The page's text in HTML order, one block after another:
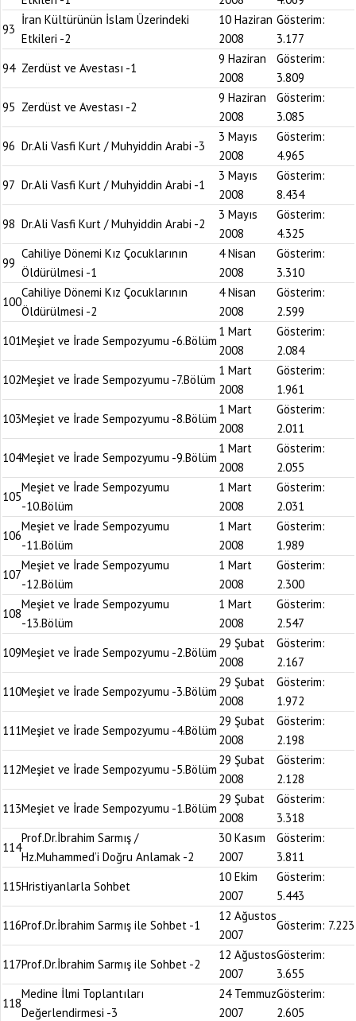
93
İran Kültürünün İslam Üzerindeki
Etkileri -2
10 Haziran
2008
Gösterim:
3.177
94 Zerdüst ve Avestası -1
9 Haziran
2008
Gösterim:
3.809
95 Zerdüst ve Avestası -2
9 Haziran
2008
Gösterim:
3.085
96 Dr.Ali Vasfi Kurt / Muhyiddin Arabi -3
3 Mayıs
2008
Gösterim:
4.965
97 Dr.Ali Vasfi Kurt / Muhyiddin Arabi -1
3 Mayıs
2008
Gösterim:
8.434
98 Dr.Ali Vasfi Kurt / Muhyiddin Arabi -2
3 Mayıs
2008
Gösterim:
4.325
99
Cahiliye Dönemi Kız Çocuklarının
Öldürülmesi -1
4 Nisan
2008
Gösterim:
3.310
100
Cahiliye Dönemi Kız Çocuklarının
Öldürülmesi -2
4 Nisan
2008
Gösterim:
2.599
101Meşiet ve İrade Sempozyumu -6.Bölüm
1 Mart
2008
Gösterim:
2.084
102Meşiet ve İrade Sempozyumu -7.Bölüm
1 Mart
2008
Gösterim:
1.961
103Meşiet ve İrade Sempozyumu -8.Bölüm
1 Mart
2008
Gösterim:
2.011
104Meşiet ve İrade Sempozyumu -9.Bölüm
1 Mart
2008
Gösterim:
2.055
105
Meşiet ve İrade Sempozyumu
-10.Bölüm
1 Mart
2008
Gösterim:
2.031
106
Meşiet ve İrade Sempozyumu
-11.Bölüm
1 Mart
2008
Gösterim:
1.989
107
Meşiet ve İrade Sempozyumu
-12.Bölüm
1 Mart
2008
Gösterim:
2.300
108
Meşiet ve İrade Sempozyumu
-13.Bölüm
1 Mart
2008
Gösterim:
2.547
109Meşiet ve İrade Sempozyumu -2.Bölüm
29 Şubat
2008
Gösterim:
2.167
110Meşiet ve İrade Sempozyumu -3.Bölüm
29 Şubat
2008
Gösterim:
1.972
111Meşiet ve İrade Sempozyumu -4.Bölüm
29 Şubat
2008
Gösterim:
2.198
112Meşiet ve İrade Sempozyumu -5.Bölüm
29 Şubat
2008
Gösterim:
2.128
113Meşiet ve İrade Sempozyumu -1.Bölüm
29 Şubat
2008
Gösterim:
3.318
114
Prof.Dr.İbrahim Sarmış /
Hz.Muhammed’i Doğru Anlamak -2
30 Kasım
2007
Gösterim:
3.811
115Hristiyanlarla Sohbet
10 Ekim
2007
Gösterim:
5.443
116Prof.Dr.İbrahim Sarmış ile Sohbet -1
12 Ağustos
2007
Gösterim: 7.223
117Prof.Dr.İbrahim Sarmış ile Sohbet -2
12 Ağustos
2007
Gösterim:
3.655
118
Medine İlmi Toplantıları
Değerlendirmesi -3
24 Temmuz
2007
Gösterim:
2.605